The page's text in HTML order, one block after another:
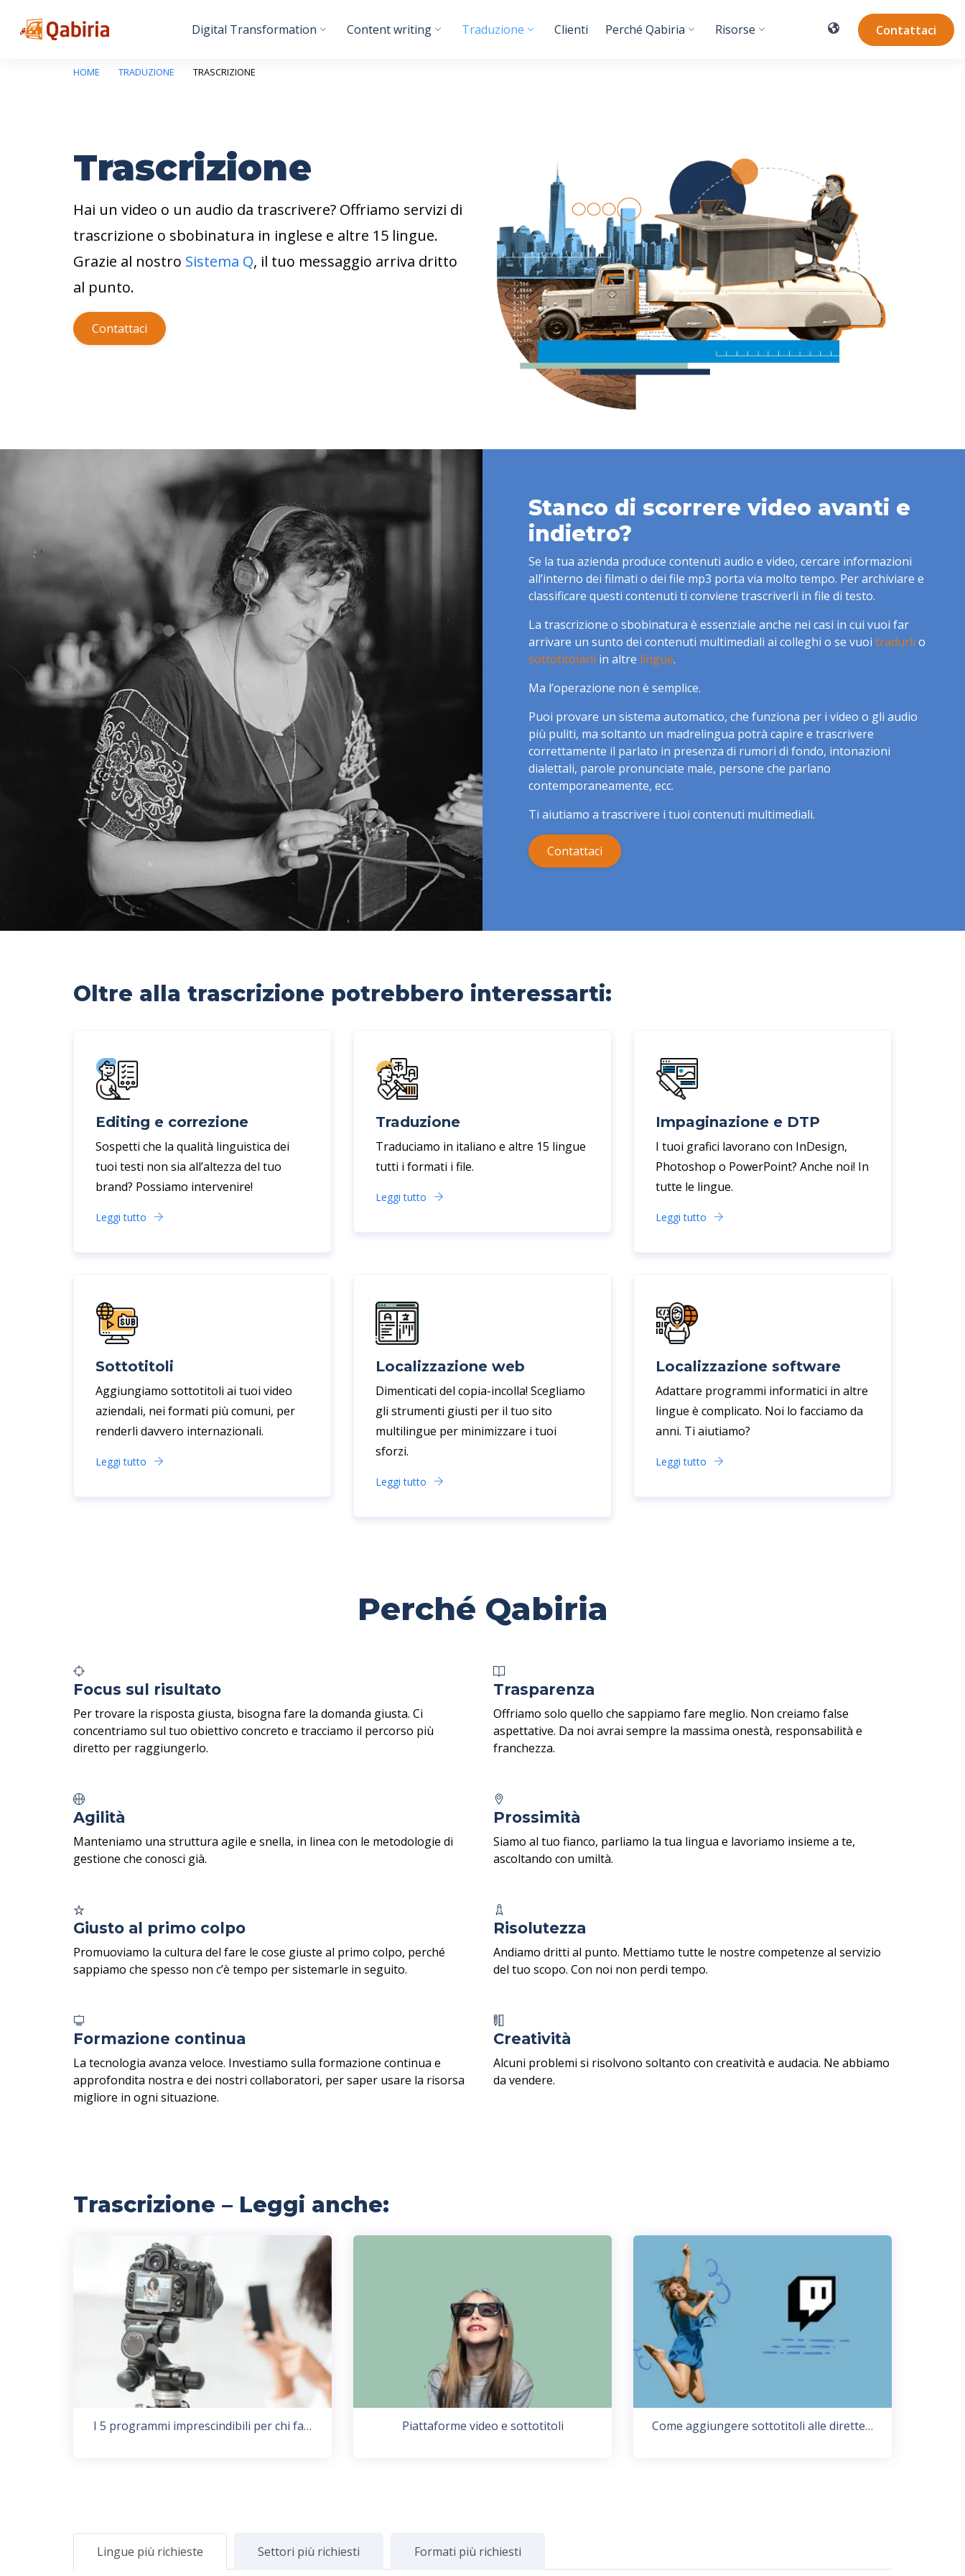
Digital Transformation Content writing Traduzione Clienti Perché Qabiria Risorse Contattaci
HOME TRADUZIONE TRASCRIZIONE
Trascrizione
Hai un video o un audio da trascrivere? Offriamo servizi di
trascrizione o sbobinatura in inglese e altre 15 lingue.
Grazie al nostro Sistema Q, il tuo messaggio arriva dritto
al punto.
Contattaci
Stanco di scorrere video avanti e
indietro?
Se la tua azienda produce contenuti audio e video, cercare informazioni
all’interno dei filmati o dei file mp3 porta via molto tempo. Per archiviare e
classificare questi contenuti ti conviene trascriverli in file di testo.
La trascrizione o sbobinatura è essenziale anche nei casi in cui vuoi far
arrivare un sunto dei contenuti multimediali ai colleghi o se vuoi tradurli o
sottotitolarli in altre lingue.
Ma l’operazione non è semplice.
Puoi provare un sistema automatico, che funziona per i video o gli audio
più puliti, ma soltanto un madrelingua potrà capire e trascrivere
correttamente il parlato in presenza di rumori di fondo, intonazioni
dialettali, parole pronunciate male, persone che parlano
contemporaneamente, ecc.
Ti aiutiamo a trascrivere i tuoi contenuti multimediali.
Contattaci
Oltre alla trascrizione potrebbero interessarti:
Editing e correzione
Sospetti che la qualità linguistica dei
tuoi testi non sia all’altezza del tuo
brand? Possiamo intervenire!
Leggi tutto
Traduzione
Traduciamo in italiano e altre 15 lingue
tutti i formati i file.
Leggi tutto
Impaginazione e DTP
I tuoi grafici lavorano con InDesign,
Photoshop o PowerPoint? Anche noi! In
tutte le lingue.
Leggi tutto
Sottotitoli
Aggiungiamo sottotitoli ai tuoi video
aziendali, nei formati più comuni, per
renderli davvero internazionali.
Leggi tutto
Localizzazione web
Dimenticati del copia-incolla! Scegliamo
gli strumenti giusti per il tuo sito
multilingue per minimizzare i tuoi
sforzi.
Leggi tutto
Localizzazione software
Adattare programmi informatici in altre
lingue è complicato. Noi lo facciamo da
anni. Ti aiutiamo?
Leggi tutto
Perché Qabiria
Focus sul risultato
Per trovare la risposta giusta, bisogna fare la domanda giusta. Ci
concentriamo sul tuo obiettivo concreto e tracciamo il percorso più
diretto per raggiungerlo.
Trasparenza
Offriamo solo quello che sappiamo fare meglio. Non creiamo false
aspettative. Da noi avrai sempre la massima onestà, responsabilità e
franchezza.
Agilità
Manteniamo una struttura agile e snella, in linea con le metodologie di
gestione che conosci già.
Prossimità
Siamo al tuo fianco, parliamo la tua lingua e lavoriamo insieme a te,
ascoltando con umiltà.
Giusto al primo colpo
Promuoviamo la cultura del fare le cose giuste al primo colpo, perché
sappiamo che spesso non c’è tempo per sistemarle in seguito.
Risolutezza
Andiamo dritti al punto. Mettiamo tutte le nostre competenze al servizio
del tuo scopo. Con noi non perdi tempo.
Formazione continua
La tecnologia avanza veloce. Investiamo sulla formazione continua e
approfondita nostra e dei nostri collaboratori, per saper usare la risorsa
migliore in ogni situazione.
Creatività
Alcuni problemi si risolvono soltanto con creatività e audacia. Ne abbiamo
da vendere.
Trascrizione – Leggi anche:
I 5 programmi imprescindibili per chi fa… Piattaforme video e sottotitoli Come aggiungere sottotitoli alle dirette…
Lingue più richieste Settori più richiesti Formati più richiesti